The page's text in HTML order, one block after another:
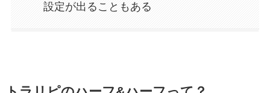
設定が出ることもある